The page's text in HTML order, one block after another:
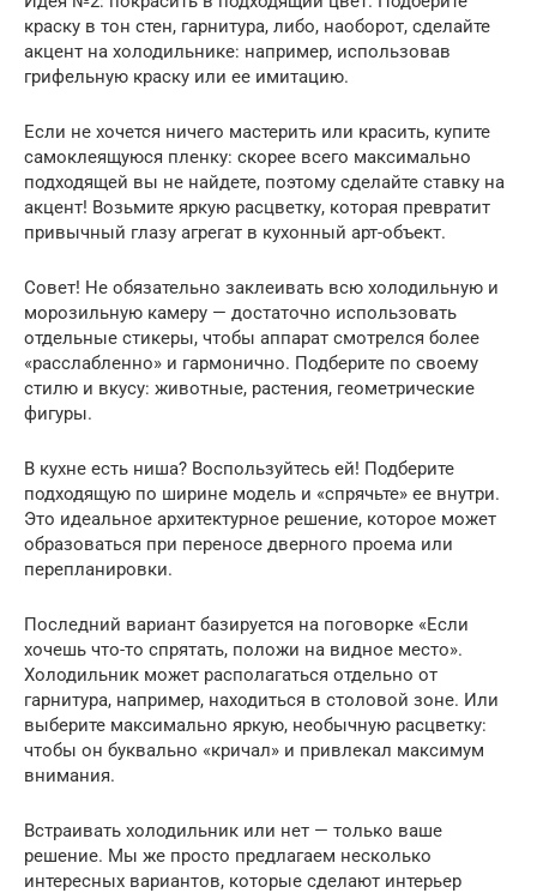
краску в тон стен, гарнитура, либо, наоборот, сделайте
акцент на холодильнике: например, использовав
грифельную краску или ее имитацию.
Если не хочется ничего мастерить или красить, купите
самоклеящуюся пленку: скорее всего максимально
подходящей вы не найдете, поэтому сделайте ставку на
акцент! Возьмите яркую расцветку, которая превратит
привычный глазу агрегат в кухонный арт-объект.
Совет! Не обязательно заклеивать всю холодильную и
морозильную камеру — достаточно использовать
отдельные стикеры, чтобы аппарат смотрелся более
«расслабленно» и гармонично. Подберите по своему
стилю и вкусу: животные, растения, геометрические
фигуры.
В кухне есть ниша? Воспользуйтесь ей! Подберите
подходящую по ширине модель и «спрячьте» ее внутри.
Это идеальное архитектурное решение, которое может
образоваться при переносе дверного проема или
перепланировки.
Последний вариант базируется на поговорке «Если
хочешь что-то спрятать, положи на видное место».
Холодильник может располагаться отдельно от
гарнитура, например, находиться в столовой зоне. Или
выберите максимально яркую, необычную расцветку:
чтобы он буквально «кричал» и привлекал максимум
внимания.
Встраивать холодильник или нет — только ваше
решение. Мы же просто предлагаем несколько
интересных вариантов, которые сделают интерьер